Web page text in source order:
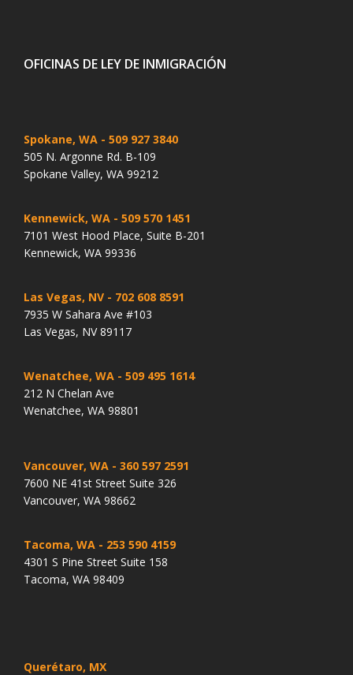
OFICINAS DE LEY DE INMIGRACIÓN
Spokane, WA - 509 927 3840
505 N. Argonne Rd. B-109
Spokane Valley, WA 99212
Kennewick, WA - 509 570 1451
7101 West Hood Place, Suite B-201
Kennewick, WA 99336
Las Vegas, NV - 702 608 8591
7935 W Sahara Ave #103
Las Vegas, NV 89117
Wenatchee, WA - 509 495 1614
212 N Chelan Ave
Wenatchee, WA 98801
Vancouver, WA - 360 597 2591
7600 NE 41st Street Suite 326
Vancouver, WA 98662
Tacoma, WA - 253 590 4159
4301 S Pine Street Suite 158
Tacoma, WA 98409
Querétaro, MX